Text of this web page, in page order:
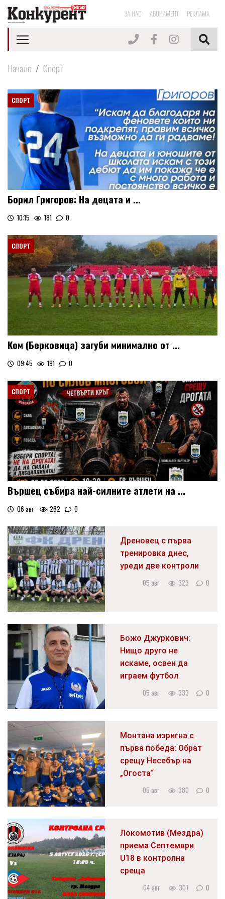
ЗА НАС АБОНАМЕНТ РЕКЛАМА
Начало Спорт
СПОРТ
Борил Григоров: На децата и ...
10:15 181 0
СПОРТ
Ком (Берковица) загуби минимално от ...
09:45 191 0
СПОРТ
Вършец събира най-силните атлети на ...
06 авг 262 0
Дреновец с първа
тренировка днес,
уреди две контроли
05 авг 323 0
Божо Джуркович:
Нищо друго не
искаме, освен да
играем футбол
05 авг 333 0
Монтана изригна с
първа победа: Обрат
срещу Несебър на
„Огоста“
05 авг 380 0
Локомотив (Мездра)
приема Септември
U18 в контролна
среща
04 авг 307 0